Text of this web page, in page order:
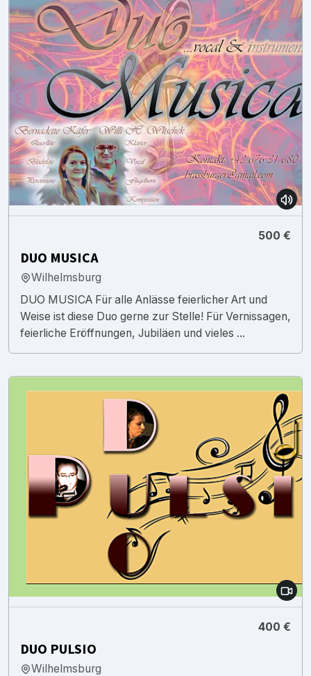
500 €
DUO MUSICA
Wilhelmsburg
DUO MUSICA Für alle Anlässe feierlicher Art und
Weise ist diese Duo gerne zur Stelle! Für Vernissagen,
feierliche Eröffnungen, Jubiläen und vieles ...
400 €
DUO PULSIO
Wilhelmsburg